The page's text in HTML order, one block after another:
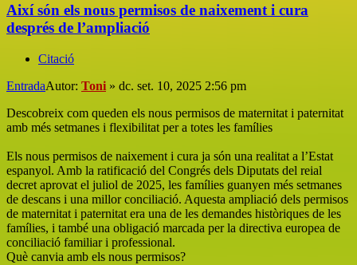
Així són els nous permisos de naixement i cura
després de l’ampliació
Citació
EntradaAutor: Toni » dc. set. 10, 2025 2:56 pm
Descobreix com queden els nous permisos de maternitat i paternitat
amb més setmanes i flexibilitat per a totes les famílies
Els nous permisos de naixement i cura ja són una realitat a l’Estat
espanyol. Amb la ratificació del Congrés dels Diputats del reial
decret aprovat el juliol de 2025, les famílies guanyen més setmanes
de descans i una millor conciliació. Aquesta ampliació dels permisos
de maternitat i paternitat era una de les demandes històriques de les
famílies, i també una obligació marcada per la directiva europea de
conciliació familiar i professional.
Què canvia amb els nous permisos?